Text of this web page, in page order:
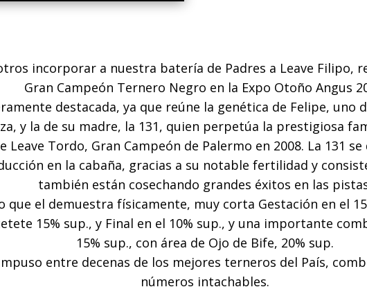
incorporar a nuestra batería de Padres a Leave Filipo,
Gran Campeón Ternero Negro en la Expo Otoño Angus
destacada, ya que reúne la genética de Felipe, uno
y la de su madre, la 131, quien perpetúa la prestigiosa
Leave Tordo, Gran Campeón de Palermo en 2008. La 131
en la cabaña, gracias a su notable fertilidad y
también están cosechando grandes éxitos en las
que el demuestra físicamente, muy corta Gestación en el
15% sup., y Final en el 10% sup., y una importante
15% sup., con área de Ojo de Bife, 20% sup.
entre decenas de los mejores terneros del País,
números intachables.